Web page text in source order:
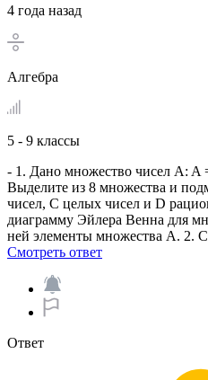
4 года назад
Алгебра
5 - 9 классы
- 1. Дано множество чисел A: A
Выделите из 8 множества и
чисел, С целых чисел и D
диаграмму Эйлера Венна для
ней элементы множества А. 2.
Смотреть ответ
Ответ